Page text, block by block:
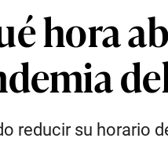
hora
reducir su horario